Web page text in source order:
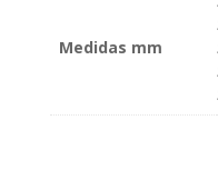
Medidas mm